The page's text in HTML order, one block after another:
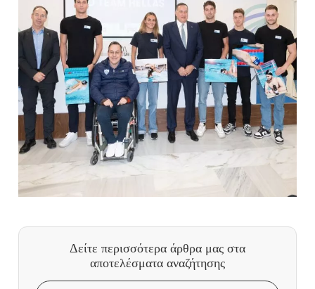
Δείτε περισσότερα άρθρα μας στα
αποτελέσματα αναζήτησης